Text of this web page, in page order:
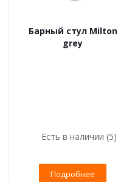
Барный стул Milton
grey
Есть в наличии (5)
Подробнее